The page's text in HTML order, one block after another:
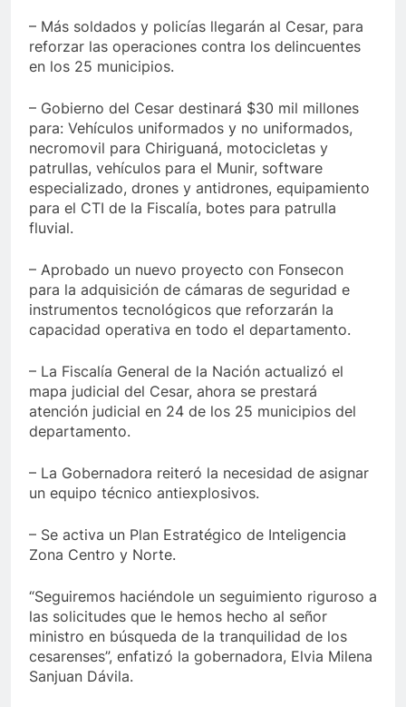
– Más soldados y policías llegarán al Cesar, para
reforzar las operaciones contra los delincuentes
en los 25 municipios.
– Gobierno del Cesar destinará $30 mil millones
para: Vehículos uniformados y no uniformados,
necromovil para Chiriguaná, motocicletas y
patrullas, vehículos para el Munir, software
especializado, drones y antidrones, equipamiento
para el CTI de la Fiscalía, botes para patrulla
fluvial.
– Aprobado un nuevo proyecto con Fonsecon
para la adquisición de cámaras de seguridad e
instrumentos tecnológicos que reforzarán la
capacidad operativa en todo el departamento.
– La Fiscalía General de la Nación actualizó el
mapa judicial del Cesar, ahora se prestará
atención judicial en 24 de los 25 municipios del
departamento.
– La Gobernadora reiteró la necesidad de asignar
un equipo técnico antiexplosivos.
– Se activa un Plan Estratégico de Inteligencia
Zona Centro y Norte.
“Seguiremos haciéndole un seguimiento riguroso a
las solicitudes que le hemos hecho al señor
ministro en búsqueda de la tranquilidad de los
cesarenses”, enfatizó la gobernadora, Elvia Milena
Sanjuan Dávila.